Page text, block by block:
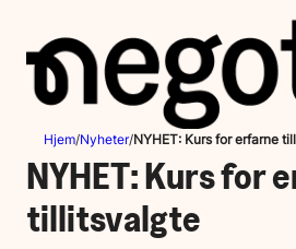
innhold
Hjem/Nyheter/NYHET: Kurs for erfarne
NYHET: Kurs for
tillitsvalgte